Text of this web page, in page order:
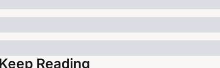
Reading